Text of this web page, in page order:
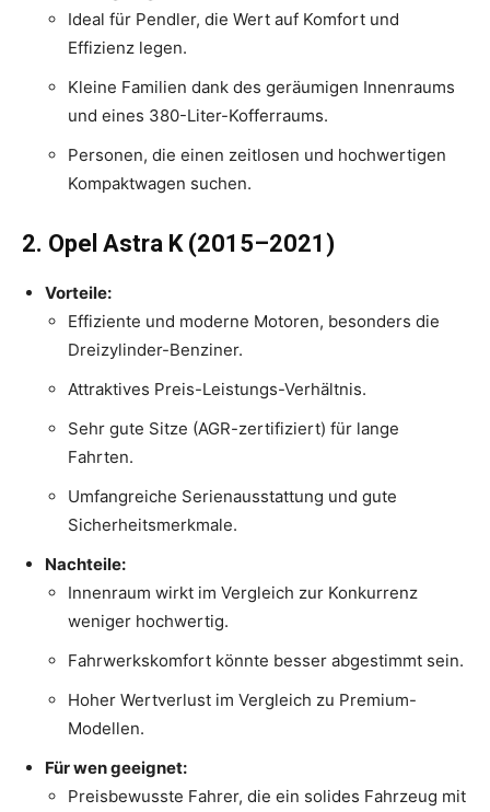
Ideal für Pendler, die Wert auf Komfort und
Effizienz legen.
Kleine Familien dank des geräumigen Innenraums
und eines 380-Liter-Kofferraums.
Personen, die einen zeitlosen und hochwertigen
Kompaktwagen suchen.
2. Opel Astra K (2015–2021)
Vorteile:
Effiziente und moderne Motoren, besonders die
Dreizylinder-Benziner.
Attraktives Preis-Leistungs-Verhältnis.
Sehr gute Sitze (AGR-zertifiziert) für lange
Fahrten.
Umfangreiche Serienausstattung und gute
Sicherheitsmerkmale.
Nachteile:
Innenraum wirkt im Vergleich zur Konkurrenz
weniger hochwertig.
Fahrwerkskomfort könnte besser abgestimmt sein.
Hoher Wertverlust im Vergleich zu Premium-
Modellen.
Für wen geeignet:
Preisbewusste Fahrer, die ein solides Fahrzeug mit